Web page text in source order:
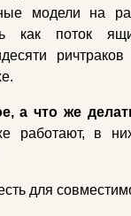
модели на
как поток
а что же
работают, в них
для